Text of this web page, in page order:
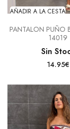
AÑADIR A LA CESTA
PANTALON PUÑO
14019
Sin
14.95€